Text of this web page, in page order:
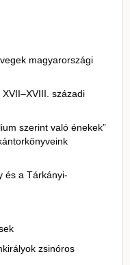
magyarországi
századi
szerint való énekek”
és a Tárkányi-
zsinóros